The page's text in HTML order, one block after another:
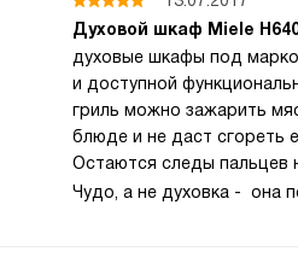
Духовой шкаф Miele
духовые шкафы под
и доступной
гриль можно зажарить
блюде и не даст сгореть
Остаются следы пальцев
Чудо, а не духовка - она